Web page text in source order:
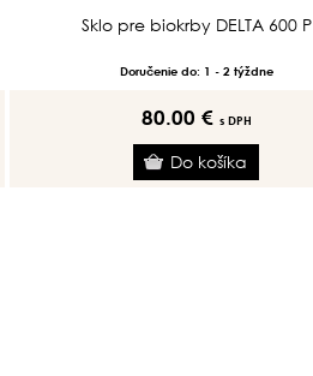
Sklo pre biokrby DELTA 600 P
Doručenie do: 1 - 2 týždne
80.00 € s DPH